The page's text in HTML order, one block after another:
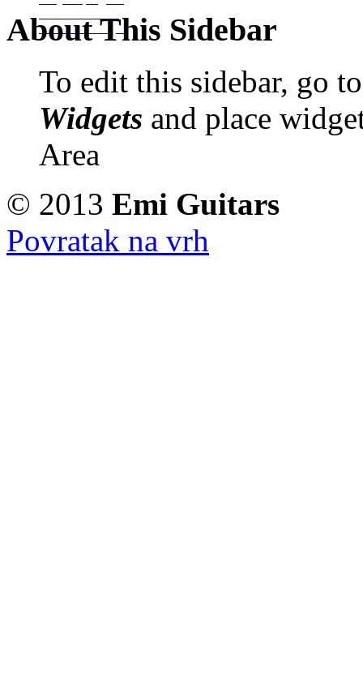
Izrada Binding-a
About This Sidebar
To edit this sidebar, go
Widgets and place
Area
© 2013 Emi Guitars
Povratak na vrh